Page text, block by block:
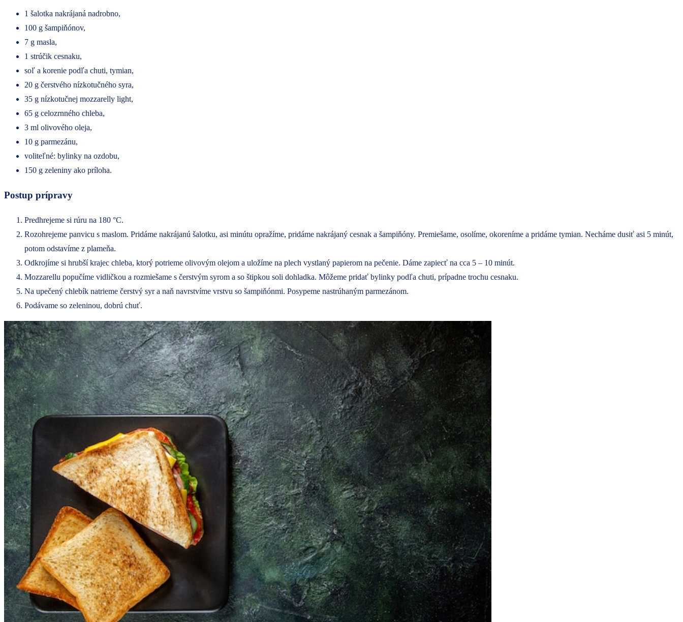
1 šalotka nakrájaná nadrobno,
100 g šampiňónov,
7 g masla,
1 strúčik cesnaku,
soľ a korenie podľa chuti, tymian,
20 g čerstvého nízkotučného syra,
35 g nízkotučnej mozzarelly light,
65 g celozrnného chleba,
3 ml olivového oleja,
10 g parmezánu,
voliteľné: bylinky na ozdobu,
150 g zeleniny ako príloha.
Postup prípravy
Predhrejeme si rúru na 180 °C.
Rozohrejeme panvicu s maslom. Pridáme nakrájanú šalotku, asi minútu opražíme, pridáme nakrájaný cesnak a šampiňóny. Premiešame, osolíme, okoreníme a pridáme tymian. Necháme dusiť asi 5 minút,
potom odstavíme z plameňa.
Odkrojíme si hrubší krajec chleba, ktorý potrieme olivovým olejom a uložíme na plech vystlaný papierom na pečenie. Dáme zapiecť na cca 5 – 10 minút.
Mozzarellu popučíme vidličkou a rozmiešame s čerstvým syrom a so štipkou soli dohladka. Môžeme pridať bylinky podľa chuti, prípadne trochu cesnaku.
Na upečený chlebík natrieme čerstvý syr a naň navrstvíme vrstvu so šampiňónmi. Posypeme nastrúhaným parmezánom.
Podávame so zeleninou, dobrú chuť.